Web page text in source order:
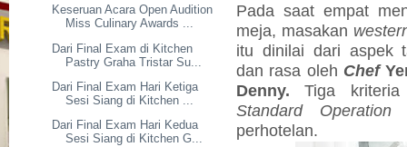
Keseruan Acara Open Audition
Miss Culinary Awards ...
Dari Final Exam di Kitchen
Pastry Graha Tristar Su...
Dari Final Exam Hari Ketiga
Sesi Siang di Kitchen ...
Dari Final Exam Hari Kedua
Sesi Siang di Kitchen G...
Pada saat empat
meja, masakan
itu dinilai dari aspek
dan rasa oleh Chef
Denny. Tiga kriteria
Standard Operation
perhotelan.